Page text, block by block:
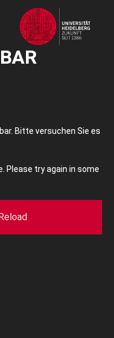
Bitte versuchen Sie es
Please try again in some